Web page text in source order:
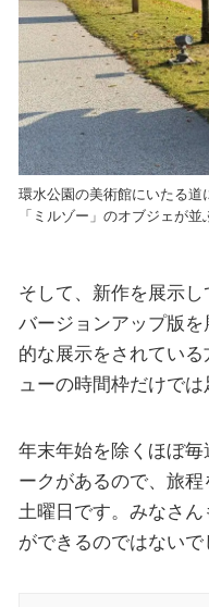
環水公園の美術館にいたる道
「ミルゾー」のオブジェが並
そして、新作を展示
バージョンアップ版
的な展示をされてい
ューの時間枠だけでは
年末年始を除くほぼ
ークがあるので、旅
土曜日です。みなさ
ができるのではないで